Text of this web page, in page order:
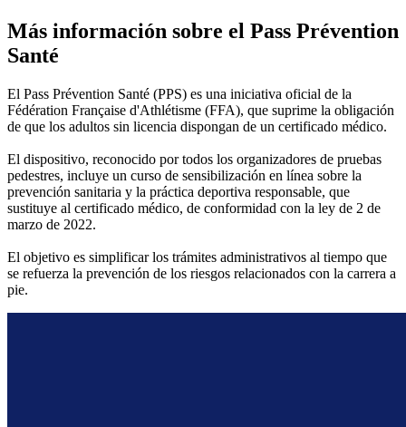
Más información sobre el Pass Prévention
Santé
El Pass Prévention Santé (PPS) es una iniciativa oficial de la
Fédération Française d'Athlétisme (FFA), que suprime la obligación
de que los adultos sin licencia dispongan de un certificado médico.
El dispositivo, reconocido por todos los organizadores de pruebas
pedestres, incluye un curso de sensibilización en línea sobre la
prevención sanitaria y la práctica deportiva responsable, que
sustituye al certificado médico, de conformidad con la ley de 2 de
marzo de 2022.
El objetivo es simplificar los trámites administrativos al tiempo que
se refuerza la prevención de los riesgos relacionados con la carrera a
pie.